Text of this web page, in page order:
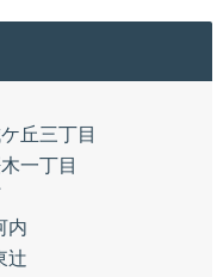
丘三丁目
一丁目
内
辻